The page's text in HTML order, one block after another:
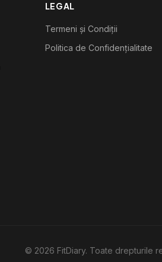
LEGAL
Termeni și Condiții
Politica de Confidențialitate
© 2026 FitDiary. Toate drepturile